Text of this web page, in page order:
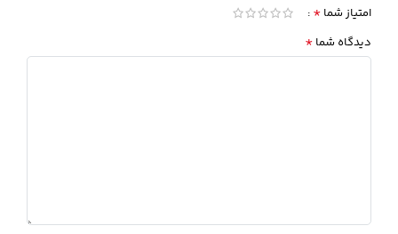
امتیاز شما *
دیدگاه شما *